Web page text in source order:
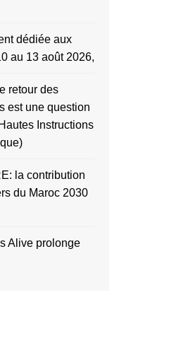
dédiée aux
au 13 août 2026,
retour des
est une question
Instructions
la contribution
du Maroc 2030
Alive prolonge